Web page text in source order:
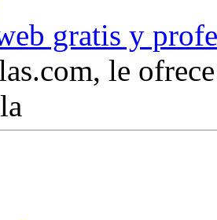
gratis y
le